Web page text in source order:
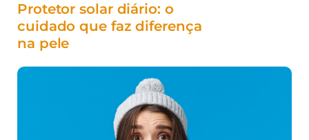
Protetor solar diário: o
cuidado que faz diferença
na pele